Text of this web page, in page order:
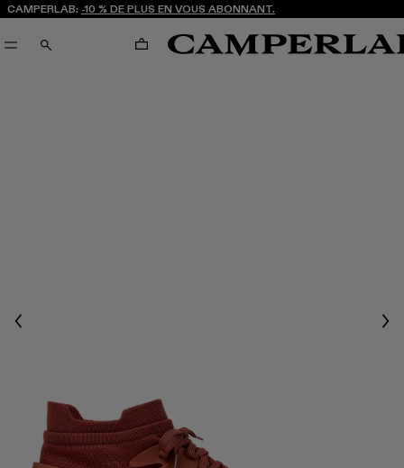
CAMPERLAB: -10 % DE PLUS EN VOUS ABONNANT.
RECHERCHE PANIER
Previous